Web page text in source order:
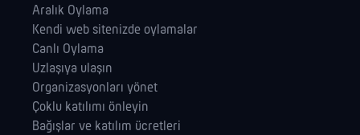
Aralık Oylama
Kendi web sitenizde oylamalar
Canlı Oylama
Uzlaşıya ulaşın
Organizasyonları yönet
Çoklu katılımı önleyin
Bağışlar ve katılım ücretleri